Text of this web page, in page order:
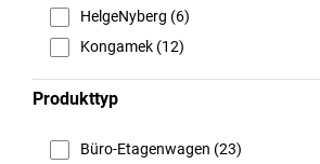
HelgeNyberg (6)
Kongamek (12)
Produkttyp
Büro-Etagenwagen (23)